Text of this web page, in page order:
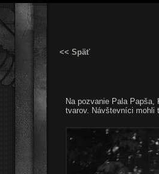
<< Späť
Na pozvanie Pala
tvarov. Návštevníci mohli